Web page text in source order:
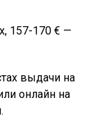
157-170 € —
выдачи на
онлайн на